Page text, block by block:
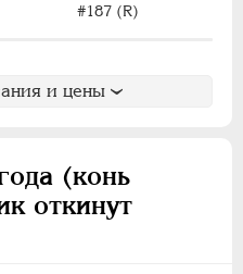
#187 (R)
и цены
(конь
откинут